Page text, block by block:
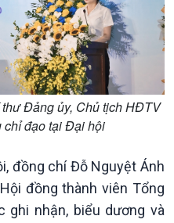
Đảng ủy, Chủ tịch HĐTV
chỉ đạo tại Đại hội
đồng chí Đỗ Nguyệt Ánh
đồng thành viên Tổng
nhận, biểu dương và